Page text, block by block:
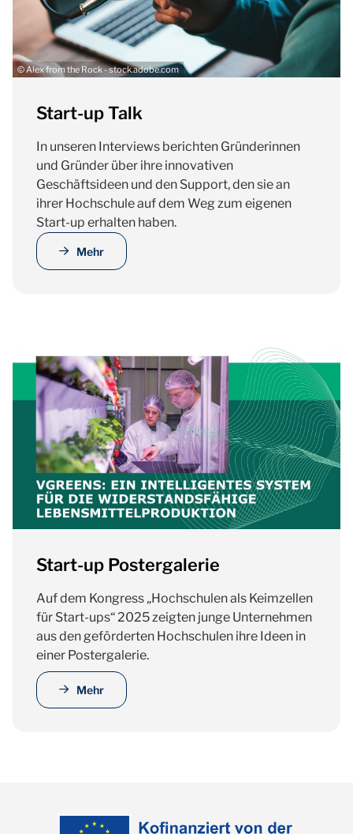
© Alex from the Rock - stock.adobe.com
Start-up Talk
In unseren Interviews berichten Gründerinnen
und Gründer über ihre innovativen
Geschäftsideen und den Support, den sie an
ihrer Hochschule auf dem Weg zum eigenen
Start-up erhalten haben.
Mehr
Start-up Postergalerie
Auf dem Kongress „Hochschulen als Keimzellen
für Start-ups“ 2025 zeigten junge Unternehmen
aus den geförderten Hochschulen ihre Ideen in
einer Postergalerie.
Mehr